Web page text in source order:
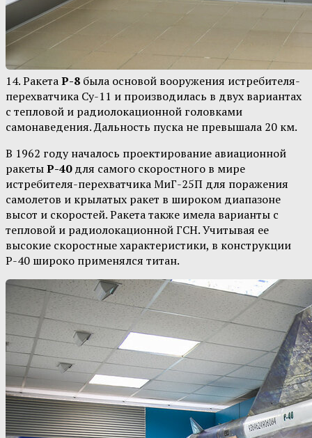
14.РакетаР-8 была основой вооружения истребителя-
перехватчика Су-11 и производилась в двух вариантах
с тепловой и радиолокационной головками
самонаведения. Дальность пуска не превышала 20 км.
В 1962 году началось проектирование авиационной
ракетыР-40для самого скоростного в мире
истребителя-перехватчика МиГ-25П для поражения
самолетов и крылатых ракет в широком диапазоне
высот и скоростей. Ракета также имела варианты с
тепловой и радиолокационной ГСН. Учитывая ее
высокие скоростные характеристики, в конструкции
Р-40 широко применялся титан.